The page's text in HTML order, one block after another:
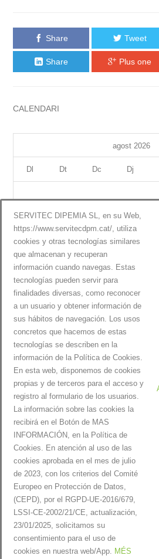
Share Tweet
Share Plus one
CALENDARI
agost 2026
Dl Dt Dc Dj
3 4 5 6
10 11 12 13
17 18 19 20
24 25 26 27
31
« març
Servitecdpm | Avís Legal i Política de
Inici
Serveis
Productes
Reparacions
Contacte
SERVITEC DIPEMIA SL, en su Web,
https://www.servitecdpm.cat/, utiliza
cookies y otras tecnologías similares
que almacenan y recuperan
información cuando navegas. Estas
tecnologías pueden servir para
finalidades diversas, como reconocer
a un usuario y obtener información de
sus hábitos de navegación. Los usos
concretos que hacemos de estas
tecnologías se describen en la
información de la Política de Cookies.
En esta web, disponemos de cookies
propias y de terceros para el acceso y
registro al formulario de los usuarios.
La información sobre las cookies la
recibirá en el Botón de MAS
INFORMACIÓN, en la Política de
Cookies. En atención al uso de las
cookies aprobada en el mes de julio
de 2023, con los criterios del Comité
Europeo en Protección de Datos,
(CEPD), por el RGPD-UE-2016/679,
LSSI-CE-2002/21/CE, actualización,
23/01/2025, solicitamos su
consentimiento para el uso de
cookies en nuestra web/App. MÉS